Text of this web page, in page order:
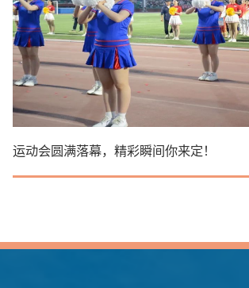
运动会圆满落幕，精彩瞬间你来定！